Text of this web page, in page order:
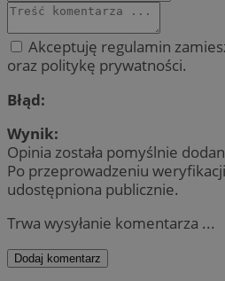
Akceptuję regulamin
oraz politykę prywatności.
Błąd:
Wynik:
Opinia została pomyślnie
Po przeprowadzeniu
udostępniona publicznie.
Trwa wysyłanie komentarza ...
Dodaj komentarz